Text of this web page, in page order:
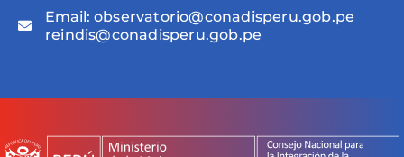
Email: observatorio@conadisperu.gob.pe
reindis@conadisperu.gob.pe